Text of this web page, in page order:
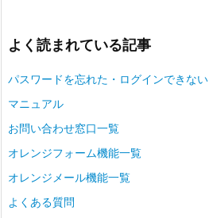
よく読まれている記事
パスワードを忘れた・ログインできない
マニュアル
お問い合わせ窓口一覧
オレンジフォーム機能一覧
オレンジメール機能一覧
よくある質問